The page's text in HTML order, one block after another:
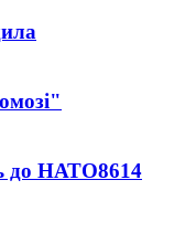
до НАТО8614